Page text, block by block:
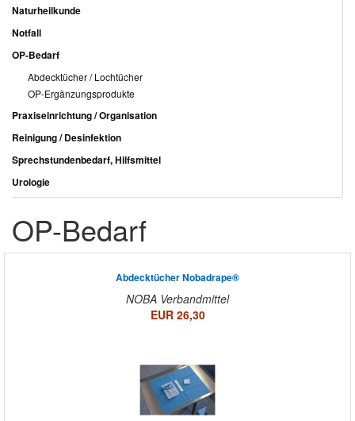
Naturheilkunde
Notfall
OP-Bedarf
Abdecktücher / Lochtücher
OP-Ergänzungsprodukte
Praxiseinrichtung / Organisation
Reinigung / Desinfektion
Sprechstundenbedarf, Hilfsmittel
Urologie
OP-Bedarf
Abdecktücher Nobadrape®
NOBA Verbandmittel
EUR 26,30